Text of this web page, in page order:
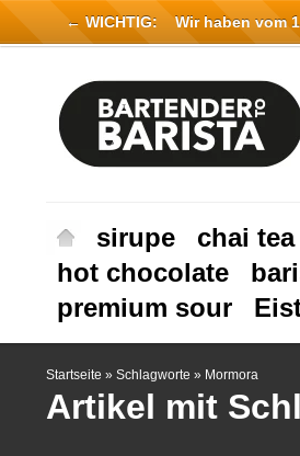
sirupe chai
hot chocolate
premium sour
Startseite » Schlagworte » Mormora
Artikel mit
← WICHTIG: Wir haben vom